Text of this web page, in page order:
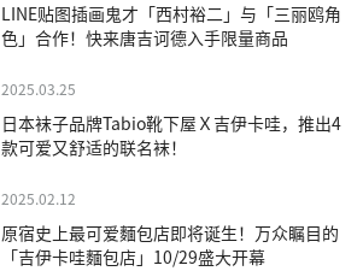
LINE贴图插画鬼才「西村裕二」与「三丽鸥角
色」合作！快来唐吉诃德入手限量商品
2025.03.25
日本袜子品牌Tabio靴下屋Ｘ吉伊卡哇，推出4
款可爱又舒适的联名袜！
2025.02.12
原宿史上最可爱麵包店即将诞生！万众瞩目的
「吉伊卡哇麵包店」10/29盛大开幕